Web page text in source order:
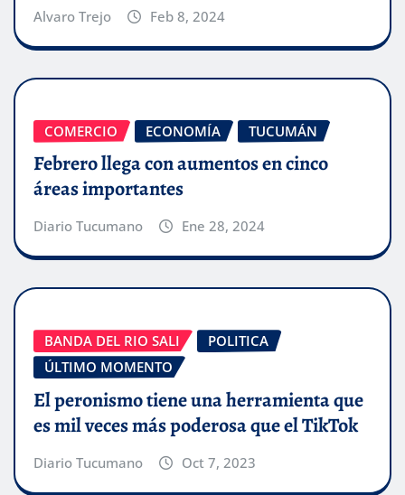
Alvaro Trejo Feb 8, 2024
COMERCIO ECONOMÍA TUCUMÁN
Febrero llega con aumentos en cinco
áreas importantes
Diario Tucumano Ene 28, 2024
BANDA DEL RIO SALI
POLITICA
ÚLTIMO MOMENTO
El peronismo tiene una herramienta que
es mil veces más poderosa que el TikTok
Diario Tucumano Oct 7, 2023